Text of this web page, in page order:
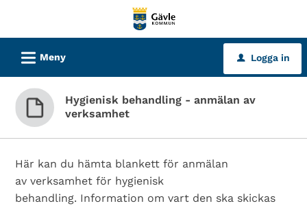
tjänster
Gävle
kommun
L Meny u Logga in
Hygienisk behandling - anmälan av
verksamhet
Här kan du hämta blankett för anmälan
av verksamhet för hygienisk
behandling. Information om vart den ska skickas